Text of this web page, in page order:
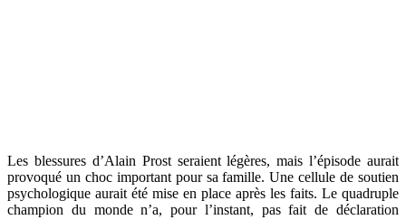
Les blessures d’Alain Prost seraient légères, mais l’épisode aurait
provoqué un choc important pour sa famille. Une cellule de soutien
psychologique aurait été mise en place après les faits. Le quadruple
champion du monde n’a, pour l’instant, pas fait de déclaration